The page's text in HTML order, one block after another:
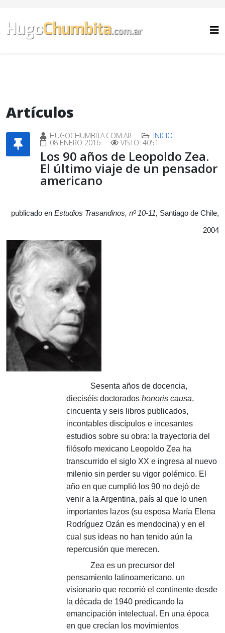
Artículos
HUGOCHUMBITA.COM.AR INICIO
08 ENERO 2016 VISTO: 4051
Los 90 años de Leopoldo Zea.
El último viaje de un pensador
americano
publicado en Estudios Trasandinos, nº 10-11, Santiago de Chile,
2004
Sesenta años de docencia,
dieciséis doctorados honoris causa,
cincuenta y seis libros publicados,
incontables discípulos e incesantes
estudios sobre su obra: la trayectoria del
filósofo mexicano Leopoldo Zea ha
transcurrido el siglo XX e ingresa al nuevo
milenio sin perder su vigor polémico. El
año en que cumplió los 90 no dejó de
venir a la Argentina, país al que lo unen
importantes lazos (su esposa María Elena
Rodríguez Ozán es mendocina) y en el
cual sus ideas no han tenido aún la
repercusión que merecen.
Zea es un precursor del
pensamiento latinoamericano, un
visionario que recorrió el continente desde
la década de 1940 predicando la
emancipación intelectual. En una época
en que crecían los movimientos